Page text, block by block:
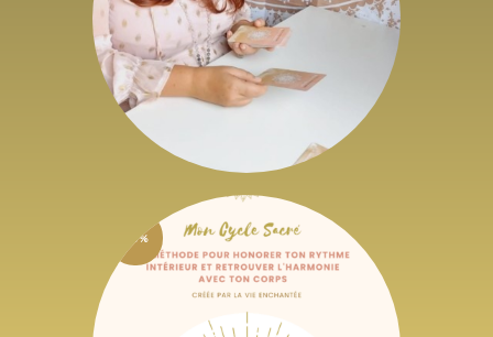
24,79€ HTVA + 21% de TVA
-67%
E-book + MasterClass
Mon Cycle Sacré |
Voyage au coeur du
Cycle féminin